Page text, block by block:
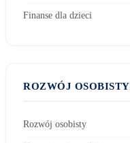
Finanse dla dzieci
ROZWÓJ OSOBISTY
Rozwój osobisty